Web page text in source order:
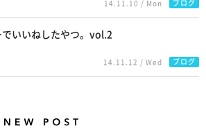
14.11.10 / Mon ブログ
でいいねしたやつ。vol.2
14.11.12 / Wed ブログ